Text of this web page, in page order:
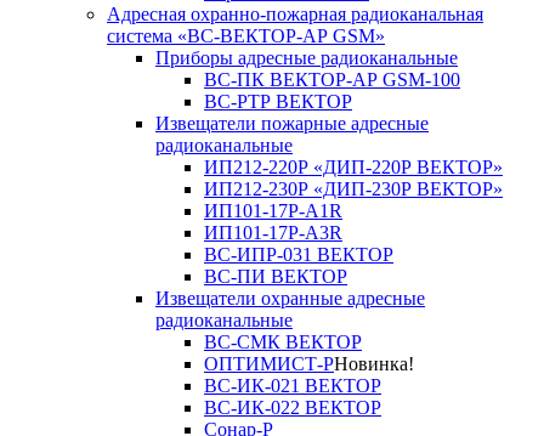
Адресная охранно-пожарная радиоканальная
система «ВС-ВЕКТОР-АР GSM»
Приборы адресные радиоканальные
ВС-ПК ВЕКТОР-АР GSM-100
ВС-РТР ВЕКТОР
Извещатели пожарные адресные
радиоканальные
ИП212-220Р «ДИП-220Р ВЕКТОР»
ИП212-230Р «ДИП-230Р ВЕКТОР»
ИП101-17Р-A1R
ИП101-17Р-A3R
ВС-ИПР-031 ВЕКТОР
ВС-ПИ ВЕКТОР
Извещатели охранные адресные
радиоканальные
ВС-СМК ВЕКТОР
ОПТИМИСТ-РНовинка!
ВС-ИК-021 ВЕКТОР
ВС-ИК-022 ВЕКТОР
Сонар-Р